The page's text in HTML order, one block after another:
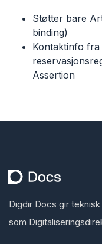
Støtter bare
binding)​
Kontaktinfo
Assertion
Digdir Docs gir
som